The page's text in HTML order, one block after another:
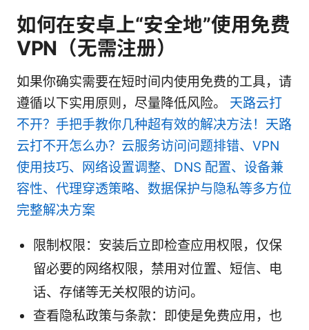
如何在安卓上“安全地”使用免费
VPN（无需注册）
如果你确实需要在短时间内使用免费的工具，请
遵循以下实用原则，尽量降低风险。 天路云打
不开？手把手教你几种超有效的解决方法！天路
云打不开怎么办？云服务访问问题排错、VPN
使用技巧、网络设置调整、DNS 配置、设备兼
容性、代理穿透策略、数据保护与隐私等多方位
完整解决方案
限制权限：安装后立即检查应用权限，仅保
留必要的网络权限，禁用对位置、短信、电
话、存储等无关权限的访问。
查看隐私政策与条款：即使是免费应用，也